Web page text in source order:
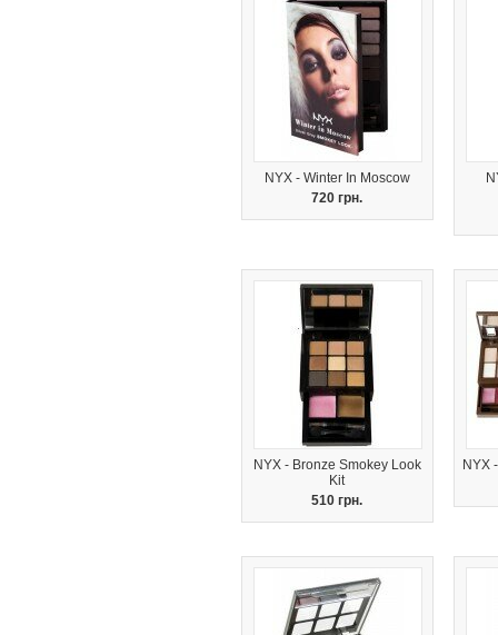
NYX - Winter In Moscow
720 грн.
NYX - Bronze Smokey Look
Kit
510 грн.
NYX